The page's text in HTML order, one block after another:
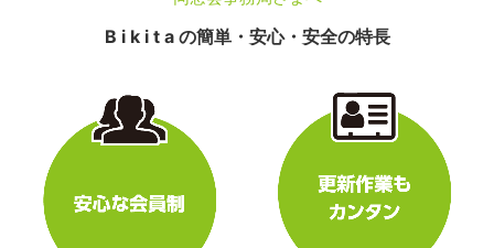
B i k i t a の簡単・安心・安全の特長